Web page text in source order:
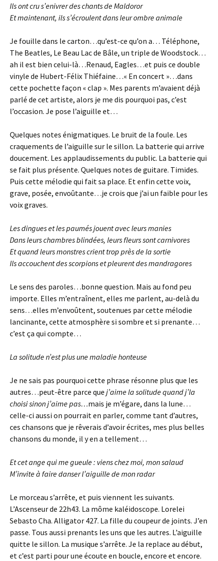
Ils ont cru s’enivrer des chants de Maldoror
Et maintenant, ils s’écroulent dans leur ombre animale
Je fouille dans le carton…qu’est-ce qu’on a… Téléphone,
The Beatles, Le Beau Lac de Bâle, un triple de Woodstock…
ah il est bien celui-là…Renaud, Eagles…et puis ce double
vinyle de Hubert-Félix Thiéfaine…« En concert »…dans
cette pochette façon « clap ». Mes parents m’avaient déjà
parlé de cet artiste, alors je me dis pourquoi pas, c’est
l’occasion. Je pose l’aiguille et…
Quelques notes énigmatiques. Le bruit de la foule. Les
craquements de l’aiguille sur le sillon. La batterie qui arrive
doucement. Les applaudissements du public. La batterie qui
se fait plus présente. Quelques notes de guitare. Timides.
Puis cette mélodie qui fait sa place. Et enfin cette voix,
grave, posée, envoûtante…je crois que j’ai un faible pour les
voix graves.
Les dingues et les paumés jouent avec leurs manies
Dans leurs chambres blindées, leurs fleurs sont carnivores
Et quand leurs monstres crient trop près de la sortie
Ils accouchent des scorpions et pleurent des mandragores
Le sens des paroles…bonne question. Mais au fond peu
importe. Elles m’entraînent, elles me parlent, au-delà du
sens…elles m’envoûtent, soutenues par cette mélodie
lancinante, cette atmosphère si sombre et si prenante…
c’est ça qui compte…
La solitude n’est plus une maladie honteuse
Je ne sais pas pourquoi cette phrase résonne plus que les
autres…peut-être parce que j’aime la solitude quand j’la
choisi sinon j’aime pas…mais je m’égare, dans la lune…
celle-ci aussi on pourrait en parler, comme tant d’autres,
ces chansons que je rêverais d’avoir écrites, mes plus belles
chansons du monde, il y en a tellement…
Et cet ange qui me gueule : viens chez moi, mon salaud
M’invite à faire danser l’aiguille de mon radar
Le morceau s’arrête, et puis viennent les suivants.
L’Ascenseur de 22h43. La môme kaléidoscope. Lorelei
Sebasto Cha. Alligator 427. La fille du coupeur de joints. J’en
passe. Tous aussi prenants les uns que les autres. L’aiguille
quitte le sillon. La musique s’arrête. Je la replace au début,
et c’est parti pour une écoute en boucle, encore et encore.